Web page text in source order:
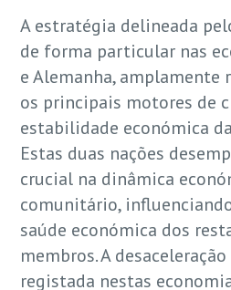
A estratégia delineada
de forma particular nas
e Alemanha, amplamente
os principais motores de
estabilidade económica
Estas duas nações
crucial na dinâmica
comunitário,
saúde económica dos
membros. A
registada nestas